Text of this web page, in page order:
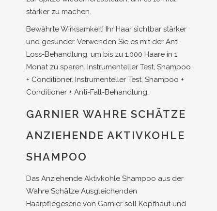
stärker zu machen.
Bewährte Wirksamkeit! Ihr Haar sichtbar stärker
und gesünder. Verwenden Sie es mit der Anti-
Loss-Behandlung, um bis zu 1.000 Haare in 1
Monat zu sparen. Instrumenteller Test, Shampoo
+ Conditioner. Instrumenteller Test, Shampoo +
Conditioner + Anti-Fall-Behandlung.
GARNIER WAHRE SCHÄTZE
ANZIEHENDE AKTIVKOHLE
SHAMPOO
Das Anziehende Aktivkohle Shampoo aus der
Wahre Schätze Ausgleichenden
Haarpflegeserie von Garnier soll Kopfhaut und